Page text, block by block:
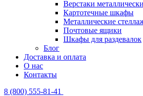
Верстаки
Картотечные шкафы
Металлические
Почтовые ящики
Шкафы для раздевалок
Блог
Доставка и оплата
О нас
Контакты
8 (800) 555-81-41